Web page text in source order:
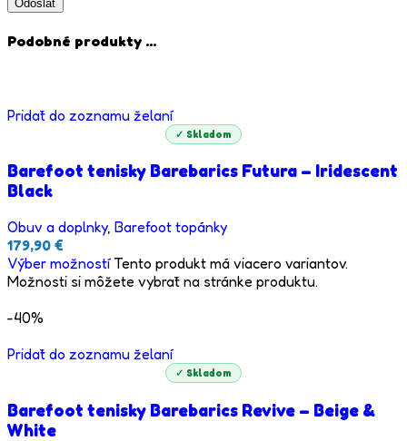
Podobné produkty ...
Pridať do zoznamu želaní
✓ Skladom
Barefoot tenisky Barebarics Futura – Iridescent
Black
Obuv a doplnky, Barefoot topánky
179,90 €
Výber možností Tento produkt má viacero variantov.
Možnosti si môžete vybrať na stránke produktu.
-40%
Pridať do zoznamu želaní
✓ Skladom
Barefoot tenisky Barebarics Revive – Beige &
White